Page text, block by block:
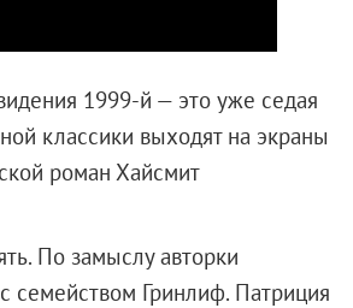
1999-й — это уже седая
классики выходят на экраны
роман Хайсмит
По замыслу авторки
семейством Гринлиф. Патриция